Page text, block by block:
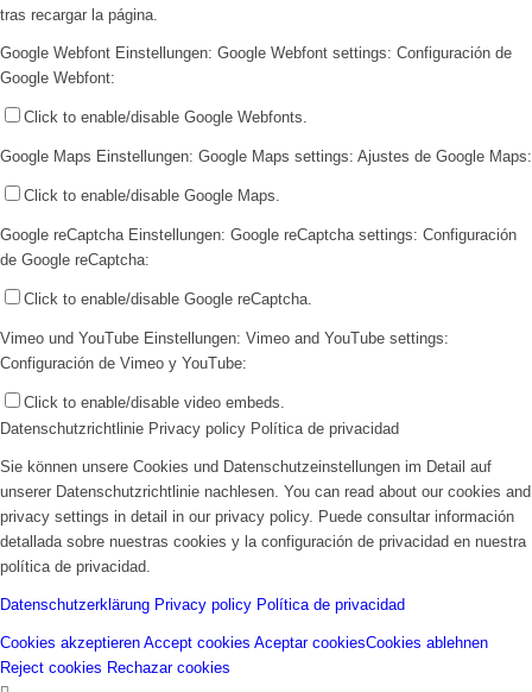
tras recargar la página.
Google Webfont Einstellungen: Google Webfont settings: Configuración de
Google Webfont:
Click to enable/disable Google Webfonts.
Google Maps Einstellungen: Google Maps settings: Ajustes de Google Maps:
Click to enable/disable Google Maps.
Google reCaptcha Einstellungen: Google reCaptcha settings: Configuración
de Google reCaptcha:
Click to enable/disable Google reCaptcha.
Vimeo und YouTube Einstellungen: Vimeo and YouTube settings:
Configuración de Vimeo y YouTube:
Click to enable/disable video embeds.
Datenschutzrichtlinie Privacy policy Política de privacidad
Sie können unsere Cookies und Datenschutzeinstellungen im Detail auf
unserer Datenschutzrichtlinie nachlesen. You can read about our cookies and
privacy settings in detail in our privacy policy. Puede consultar información
detallada sobre nuestras cookies y la configuración de privacidad en nuestra
política de privacidad.
Datenschutzerklärung Privacy policy Política de privacidad
Cookies akzeptieren Accept cookies Aceptar cookiesCookies ablehnen
Reject cookies Rechazar cookies